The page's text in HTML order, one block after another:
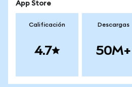
App Store
Calificación
4.7
Descargas
50M+